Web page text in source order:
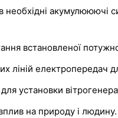
необхідні акумулююючі
встановленої
ліній електропередач
установки
на природу і людину.